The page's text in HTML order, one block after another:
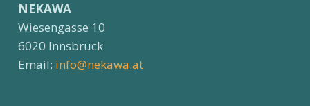
NEKAWA
Wiesengasse 10
6020 Innsbruck
Email: info@nekawa.at